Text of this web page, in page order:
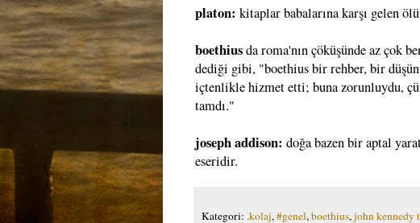
platon: kitaplar babalarına karşı gelen
boethiusda roma'nın çöküşünde az çok
dediği gibi, "boethius bir rehber, bir
içtenlikle hizmet etti; buna zorunluydu,
tamdı."
joseph addison: doğa bazen bir aptal
eseridir.
Kategori: .kolaj,#genel,boethius,john kennedy